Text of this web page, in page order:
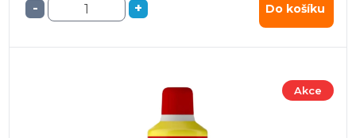
- + Do košíku
Akce